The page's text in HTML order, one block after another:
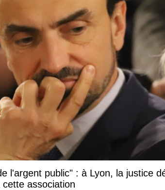
l'argent public" : à Lyon, la justice
association